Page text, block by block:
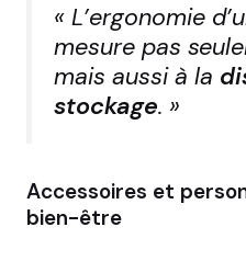
« L’ergonomie
mesure pas
mais aussi à la
stockage. »
Accessoires et
bien-être